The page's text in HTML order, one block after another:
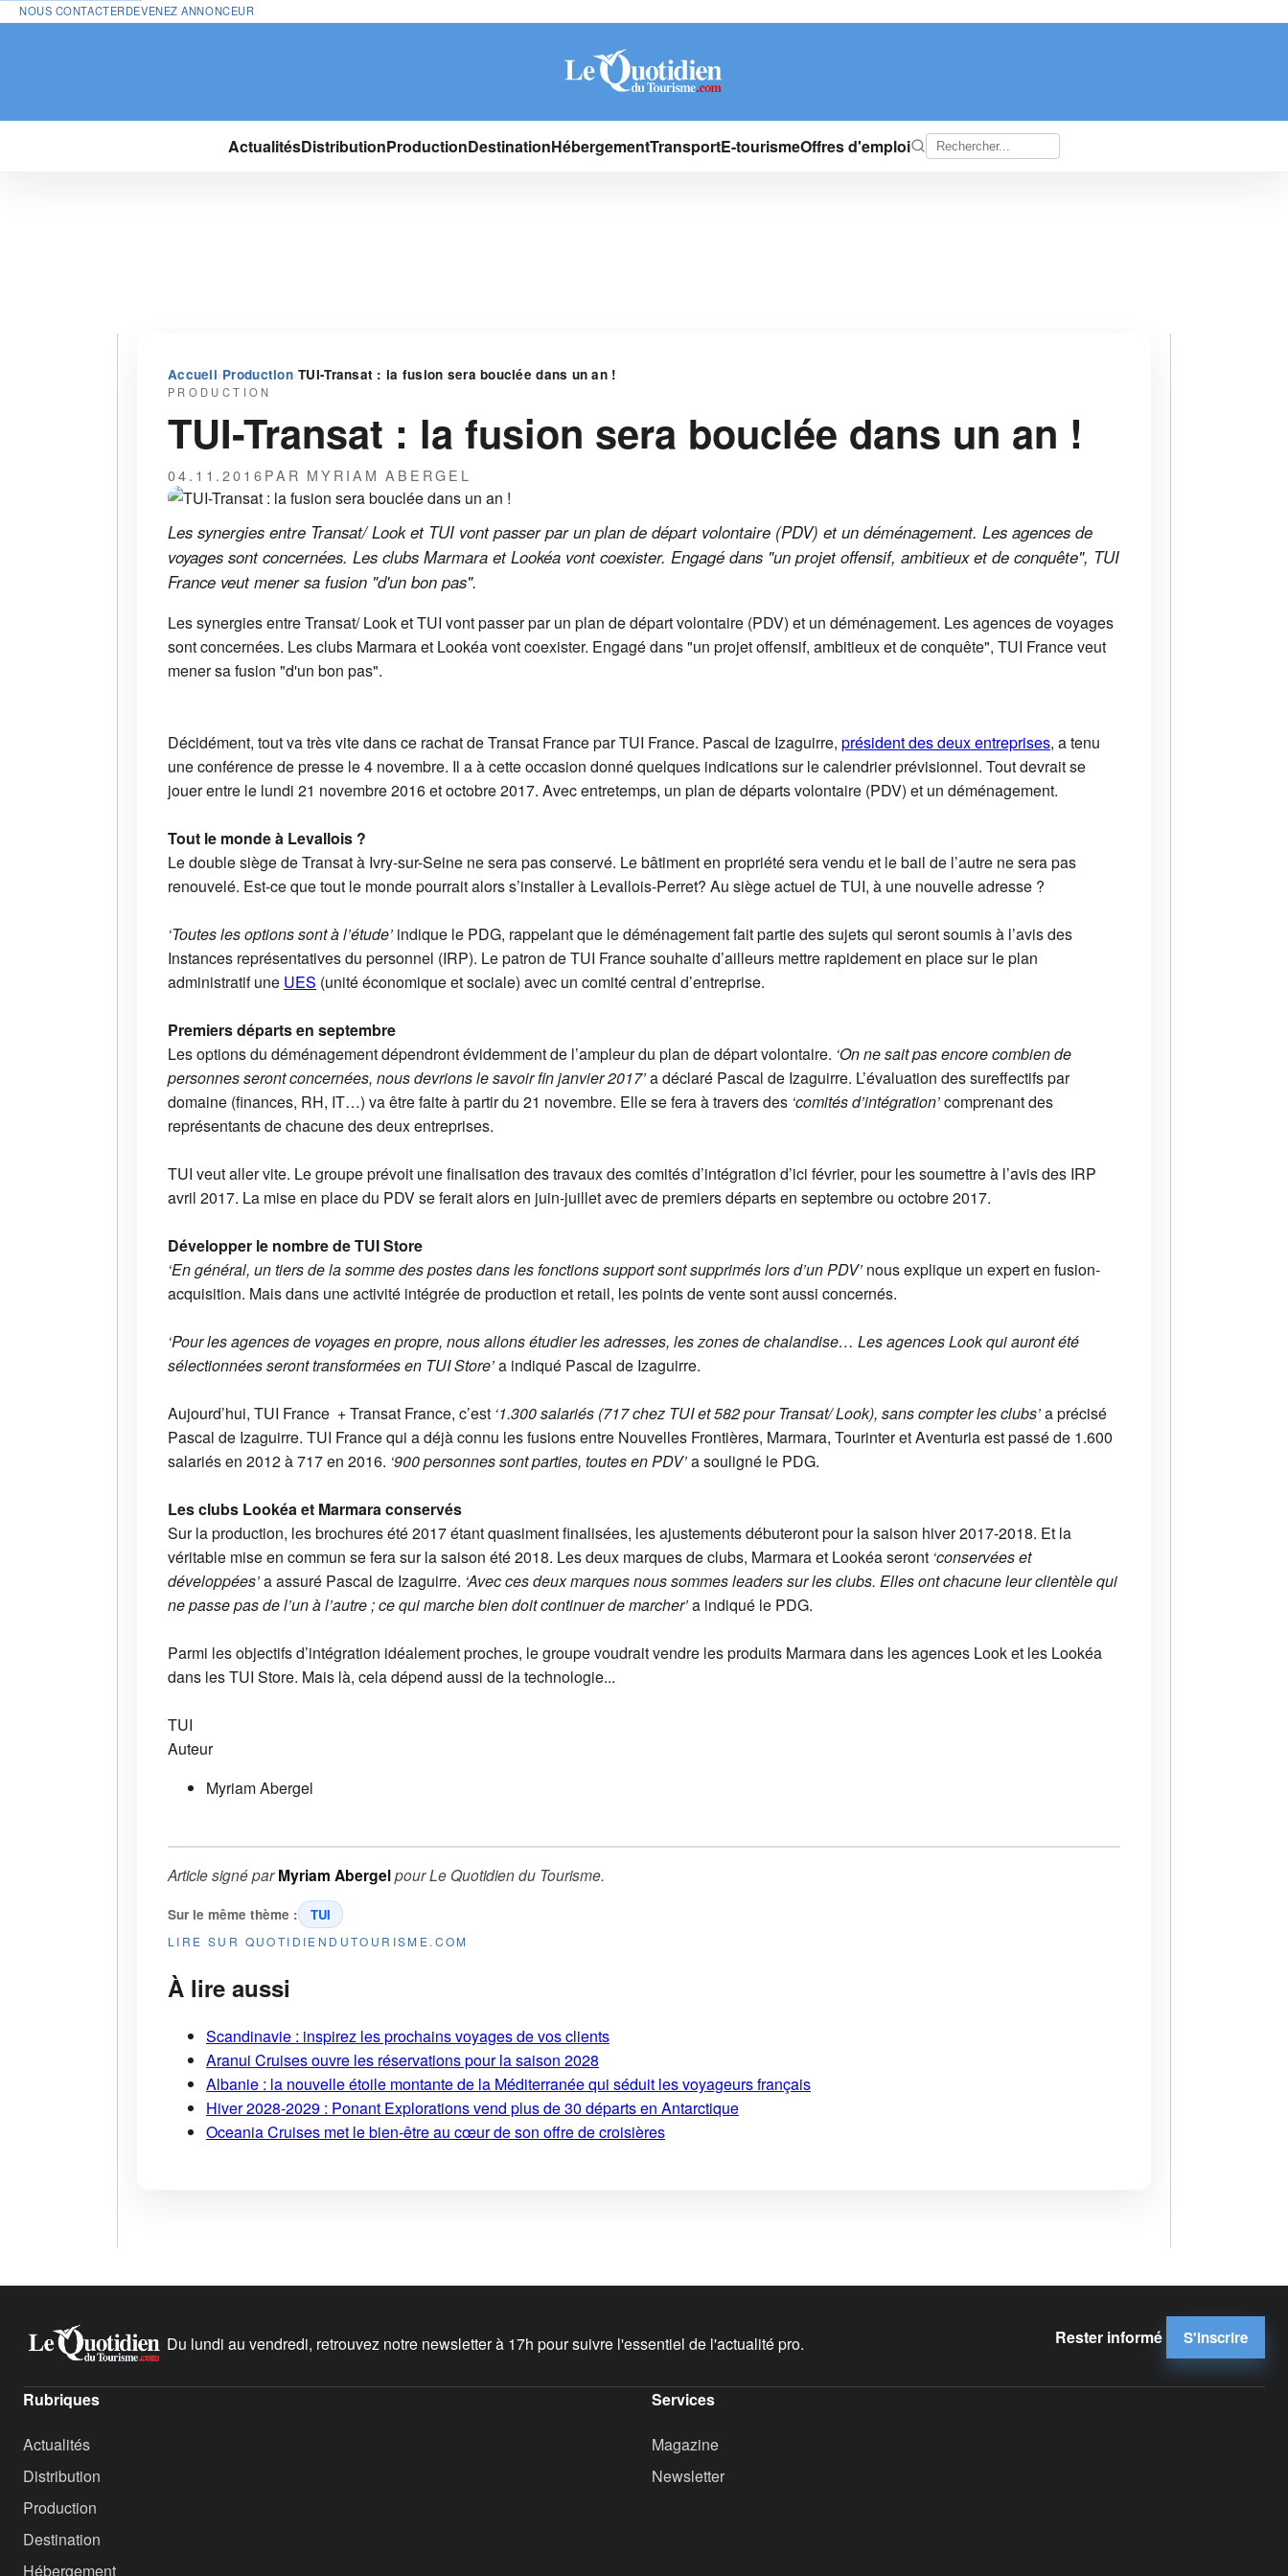
NOUS CONTACTERDEVENEZ ANNONCEUR
ActualitésDistributionProductionDestinationHébergementTransportE-tourismeOffres d'emploi
Accueil›Production›TUI-Transat : la fusion sera bouclée dans un an !
PRODUCTION
TUI-Transat : la fusion sera bouclée dans un an !
04.11.2016PAR MYRIAM ABERGEL
Les synergies entre Transat/ Look et TUI vont passer par un plan de départ volontaire (PDV) et un déménagement. Les agences de
voyages sont concernées. Les clubs Marmara et Lookéa vont coexister. Engagé dans "un projet offensif, ambitieux et de conquête", TUI
France veut mener sa fusion "d'un bon pas".
Les synergies entre Transat/ Look et TUI vont passer par un plan de départ volontaire (PDV) et un déménagement. Les agences de voyages
sont concernées. Les clubs Marmara et Lookéa vont coexister. Engagé dans "un projet offensif, ambitieux et de conquête", TUI France veut
mener sa fusion "d'un bon pas".
Décidément, tout va très vite dans ce rachat de Transat France par TUI France. Pascal de Izaguirre, président des deux entreprises, a tenu
une conférence de presse le 4 novembre. Il a à cette occasion donné quelques indications sur le calendrier prévisionnel. Tout devrait se
jouer entre le lundi 21 novembre 2016 et octobre 2017. Avec entretemps, un plan de départs volontaire (PDV) et un déménagement.
Tout le monde à Levallois ?
Le double siège de Transat à Ivry-sur-Seine ne sera pas conservé. Le bâtiment en propriété sera vendu et le bail de l’autre ne sera pas
renouvelé. Est-ce que tout le monde pourrait alors s’installer à Levallois-Perret? Au siège actuel de TUI, à une nouvelle adresse ?
‘Toutes les options sont à l’étude’ indique le PDG, rappelant que le déménagement fait partie des sujets qui seront soumis à l’avis des
Instances représentatives du personnel (IRP). Le patron de TUI France souhaite d’ailleurs mettre rapidement en place sur le plan
administratif une UES (unité économique et sociale) avec un comité central d’entreprise.
Premiers départs en septembre
Les options du déménagement dépendront évidemment de l’ampleur du plan de départ volontaire. ‘On ne sait pas encore combien de
personnes seront concernées, nous devrions le savoir fin janvier 2017’a déclaré Pascal de Izaguirre. L’évaluation des sureffectifs par
domaine (finances, RH, IT…) va être faite à partir du 21 novembre. Elle se fera à travers des ‘comités d’intégration’comprenant des
représentants de chacune des deux entreprises.
TUI veut aller vite. Le groupe prévoit une finalisation des travaux des comités d’intégration d’ici février, pour les soumettre à l’avis des IRP
avril 2017. La mise en place du PDV se ferait alors en juin-juillet avec de premiers départs en septembre ou octobre 2017.
Développer le nombre de TUI Store
‘En général, un tiers de la somme des postes dans les fonctions support sont supprimés lors d’un PDV’ nous explique un expert en fusion-
acquisition. Mais dans une activité intégrée de production et retail, les points de vente sont aussi concernés.
‘Pour les agences de voyages en propre, nous allons étudier les adresses, les zones de chalandise… Les agences Look qui auront été
sélectionnées seront transformées en TUI Store’a indiqué Pascal de Izaguirre.
Aujourd’hui, TUI France + Transat France, c’est ‘1.300 salariés (717 chez TUI et 582 pour Transat/ Look), sans compter les clubs’a précisé
Pascal de Izaguirre. TUI France qui a déjà connu les fusions entre Nouvelles Frontières, Marmara, Tourinter et Aventuria est passé de 1.600
salariés en 2012 à 717 en 2016. ‘900 personnes sont parties, toutes en PDV’a souligné le PDG.
Les clubs Lookéa et Marmara conservés
Sur la production, les brochures été 2017 étant quasiment finalisées, les ajustements débuteront pour la saison hiver 2017-2018. Et la
véritable mise en commun se fera sur la saison été 2018. Les deux marques de clubs, Marmara et Lookéa seront ‘conservées et
développées’a assuré Pascal de Izaguirre. ‘Avec ces deux marques nous sommes leaders sur les clubs. Elles ont chacune leur clientèle qui
ne passe pas de l’un à l’autre ; ce qui marche bien doit continuer de marcher’a indiqué le PDG.
Parmi les objectifs d’intégration idéalement proches, le groupe voudrait vendre les produits Marmara dans les agences Look et les Lookéa
dans les TUI Store. Mais là, cela dépend aussi de la technologie...
TUI
Auteur
Myriam Abergel
Article signé parMyriam AbergelpourLe Quotidien du Tourisme.
Sur le même thème : TUI
LIRE SUR QUOTIDIENDUTOURISME.COM
À lire aussi
Scandinavie : inspirez les prochains voyages de vos clients
Aranui Cruises ouvre les réservations pour la saison 2028
Albanie : la nouvelle étoile montante de la Méditerranée qui séduit les voyageurs français
Hiver 2028-2029 : Ponant Explorations vend plus de 30 départs en Antarctique
Oceania Cruises met le bien-être au cœur de son offre de croisières
Du lundi au vendredi, retrouvez notre newsletter à 17h pour suivre l'essentiel de l'actualité pro. Rester informé S'inscrire
Rubriques
Actualités
Distribution
Production
Destination
Hébergement
Services
Magazine
Newsletter